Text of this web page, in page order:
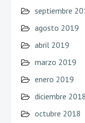
septiembre
agosto 2019
abril 2019
marzo 2019
enero 2019
diciembre 2018
octubre 2018